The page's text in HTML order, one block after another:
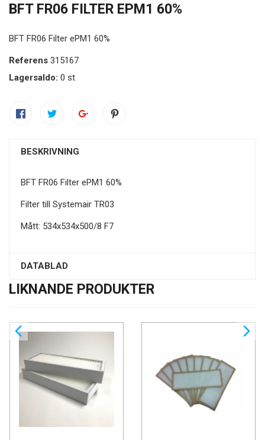
BFT FR06 FILTER EPM1 60%
BFT FR06 Filter ePM1 60%
Referens 315167
Lagersaldo: 0 st
BESKRIVNING
BFT FR06 Filter ePM1 60%
Filter till Systemair TR03
Mått: 534x534x500/8 F7
DATABLAD
LIKNANDE PRODUKTER